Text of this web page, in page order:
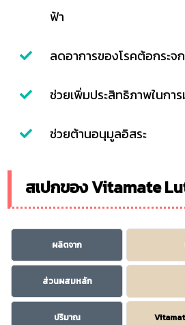
ฟ้า
ลดอาการของโรคต้อกระจก
ช่วยเพิ่มประสิทธิภาพในกา
ช่วยต้านอนุมูลอิสระ
สเปกของ Vitamate
ผลิตจาก
ส่วนผสมหลัก
ปริมาณ